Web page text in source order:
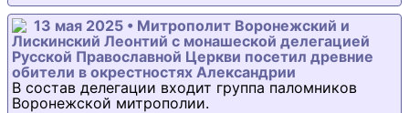
13 мая 2025 • Митрополит Воронежский и
Лискинский Леонтий с монашеской делегацией
Русской Православной Церкви посетил древние
обители в окрестностях Александрии
В состав делегации входит группа паломников
Воронежской митрополии.